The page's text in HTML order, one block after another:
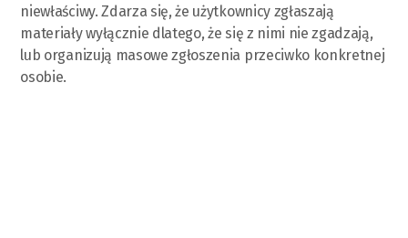
niewłaściwy. Zdarza się, że użytkownicy zgłaszają
materiały wyłącznie dlatego, że się z nimi nie zgadzają,
lub organizują masowe zgłoszenia przeciwko konkretnej
osobie.